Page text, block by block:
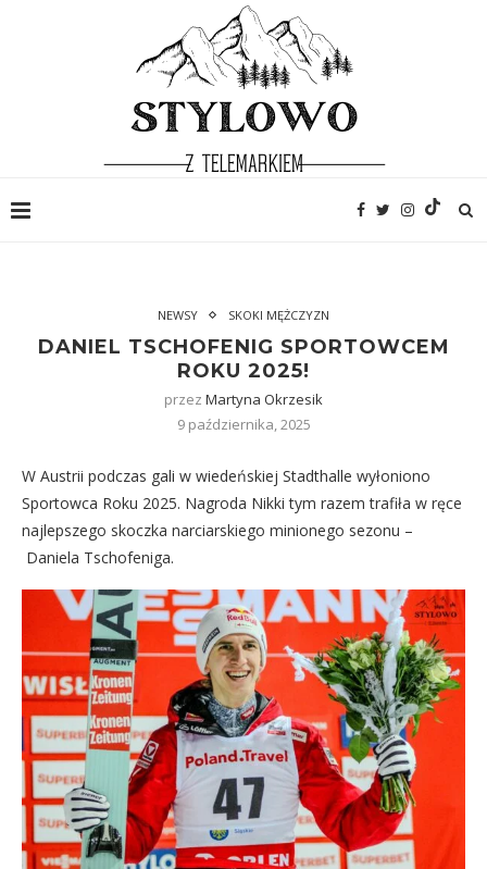
NEWSY SKOKI MĘŻCZYZN
DANIEL TSCHOFENIG SPORTOWCEM
ROKU 2025!
przez Martyna Okrzesik
9 października, 2025
W Austrii podczas gali w wiedeńskiej Stadthalle wyłoniono
Sportowca Roku 2025. Nagroda Nikki tym razem trafiła w ręce
najlepszego skoczka narciarskiego minionego sezonu –
Daniela Tschofeniga.